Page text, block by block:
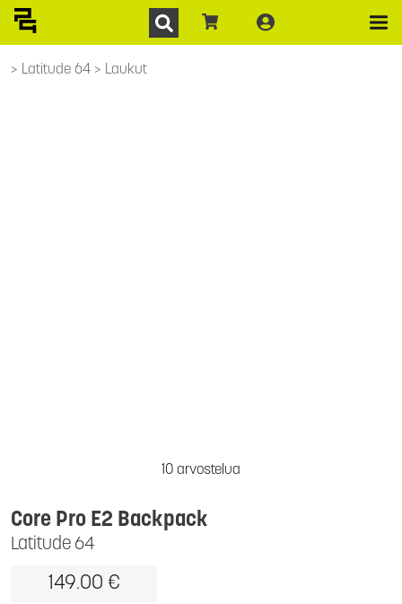
Latitude 64 Laukut
10 arvostelua
Latitude 64
Core Pro E2 Backpack
149.00 €